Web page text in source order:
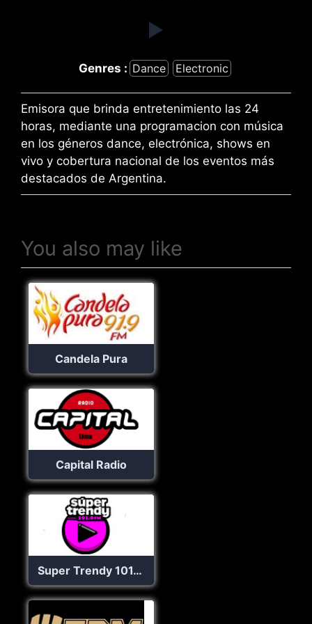
Genres : Dance Electronic
Emisora que brinda entretenimiento las 24
horas, mediante una programacion con música
en los géneros dance, electrónica, shows en
vivo y cobertura nacional de los eventos más
destacados de Argentina.
You also may like
Candela Pura
Capital Radio
Super Trendy 101.9 FM